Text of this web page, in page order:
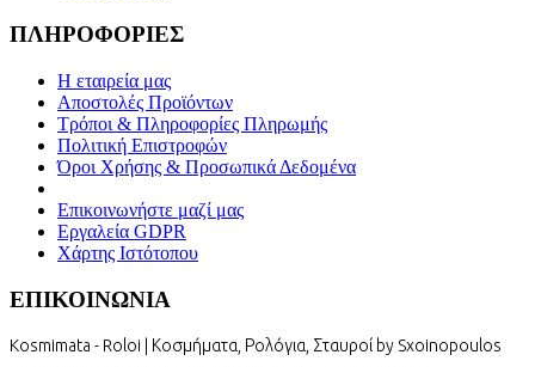
ΠΛΗΡΟΦΟΡΙΕΣ
Η εταιρεία μας
Αποστολές Προϊόντων
Τρόποι & Πληροφορίες Πληρωμής
Πολιτική Επιστροφών
Όροι Χρήσης & Προσωπικά Δεδομένα
Επικοινωνήστε μαζί μας
Εργαλεία GDPR
Χάρτης Ιστότοπου
ΕΠΙΚΟΙΝΩΝΙΑ
Kosmimata - Roloi | Κοσμήματα, Ρολόγια, Σταυροί by Sxoinopoulos